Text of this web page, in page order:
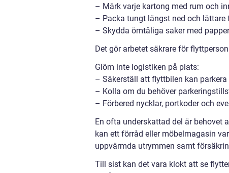
– Märk varje kartong med rum och
– Packa tungt längst ned och lättare
– Skydda ömtåliga saker med
Det gör arbetet säkrare för
Glöm inte logistiken på plats:
– Säkerställ att flyttbilen kan
– Kolla om du behöver
– Förbered nycklar, portkoder och
En ofta underskattad del är
kan ett förråd eller möbelmagasin
uppvärmda utrymmen samt
Till sist kan det vara klokt att se